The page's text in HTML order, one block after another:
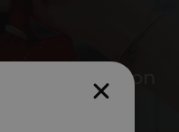
l’application
5 % à